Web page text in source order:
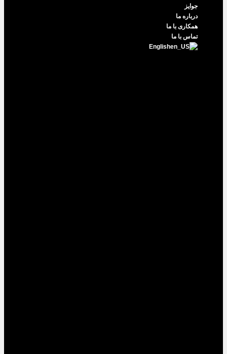
جوایز
درباره ما
همکاری با ما
تماس با ما
English